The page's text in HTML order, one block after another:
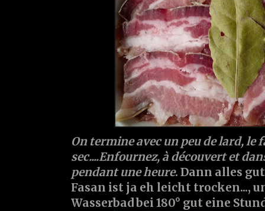
On termine avec un peu de lard, le
sec....Enfournez, à découvert et
pendant une heure. Dann alles
Fasan ist ja eh leicht trocken...,
Wasserbad bei 180° gut eine